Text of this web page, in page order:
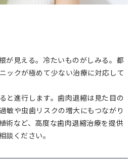
が見える。冷たいものがしみる。都
ックが極めて少ない治療に対応して
と進行します。歯肉退縮は見た目の
敏や虫歯リスクの増大にもつながり
術など、高度な歯肉退縮治療を提供
談ください。